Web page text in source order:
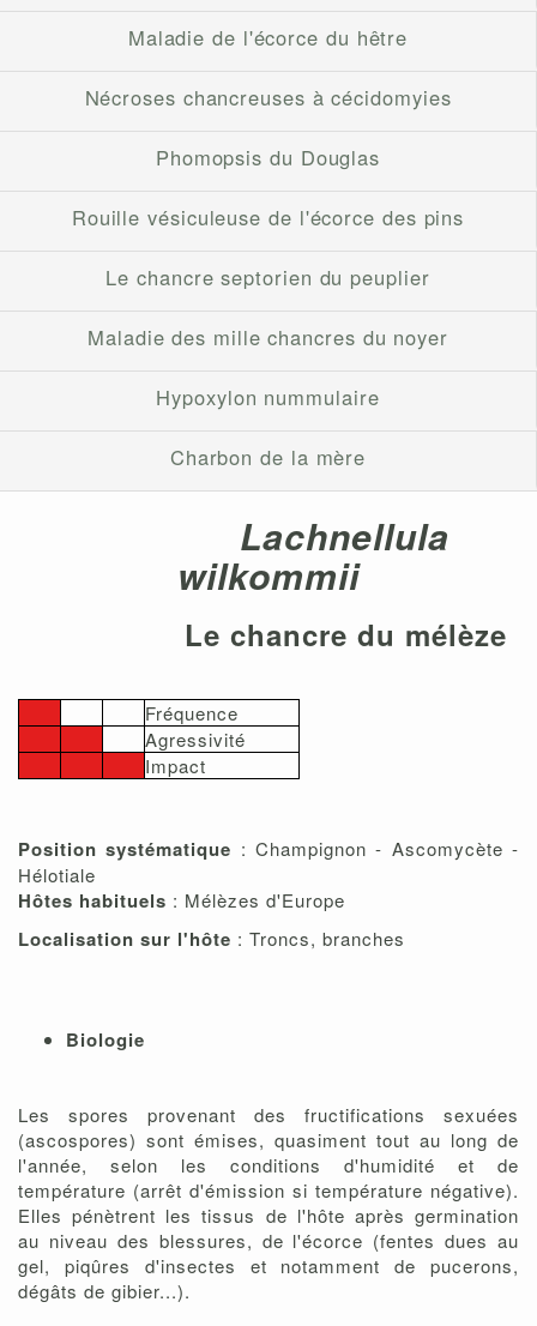
Maladie de l'écorce du hêtre
Nécroses chancreuses à cécidomyies
Phomopsis du Douglas
Rouille vésiculeuse de l'écorce des pins
Le chancre septorien du peuplier
Maladie des mille chancres du noyer
Hypoxylon nummulaire
Charbon de la mère
Lachnellula
wilkommii
Le chancre du mélèze
Fréquence
Agressivité
Impact
Position systématique : Champignon - Ascomycète -
Hélotiale
Hôtes habituels : Mélèzes d'Europe
Localisation sur l'hôte : Troncs, branches
Biologie
Les spores provenant des fructifications sexuées
(ascospores) sont émises, quasiment tout au long de
l'année, selon les conditions d'humidité et de
température (arrêt d'émission si température négative).
Elles pénètrent les tissus de l'hôte après germination
au niveau des blessures, de l'écorce (fentes dues au
gel, piqûres d'insectes et notamment de pucerons,
dégâts de gibier...).